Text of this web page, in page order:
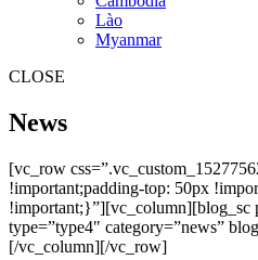
Lào
Myanmar
CLOSE
News
[vc_row
!important;padding-top: 50px
!important;}”][vc_column][blog_sc
type=”type4″ category=”news”
[/vc_column][/vc_row]